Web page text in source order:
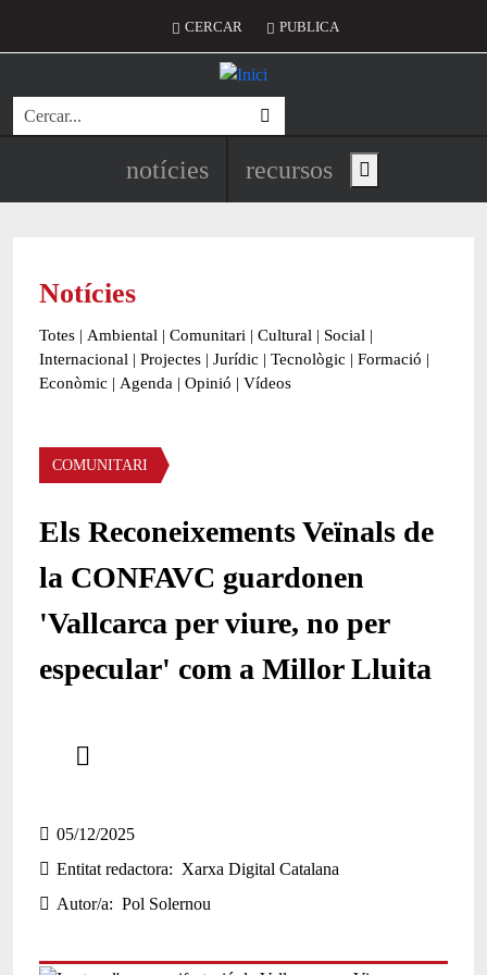
Menú del compte d'usuari
CERCAR PUBLICA
Cerca
Navegació principal de
notícies recursos Show main menu
Notícies
Totes | Ambiental | Comunitari | Cultural | Social |
Internacional | Projectes | Jurídic | Tecnològic | Formació |
Econòmic | Agenda | Opinió | Vídeos
Àmbit de la notícia
COMUNITARI
Els Reconeixements Veïnals de
la CONFAVC guardonen
'Vallcarca per viure, no per
especular' com a Millor Lluita
05/12/2025
Entitat redactora
Xarxa Digital Catalana
Autor/a
Pol Solernou